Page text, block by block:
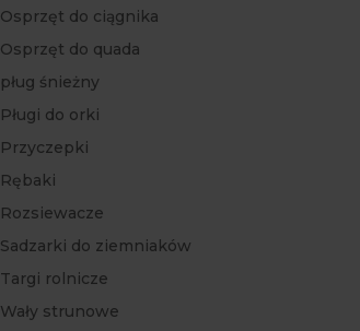
Osprzęt do ciągnika
Osprzęt do quada
pług śnieżny
Pługi do orki
Przyczepki
Rębaki
Rozsiewacze
Sadzarki do ziemniaków
Targi rolnicze
Wały strunowe